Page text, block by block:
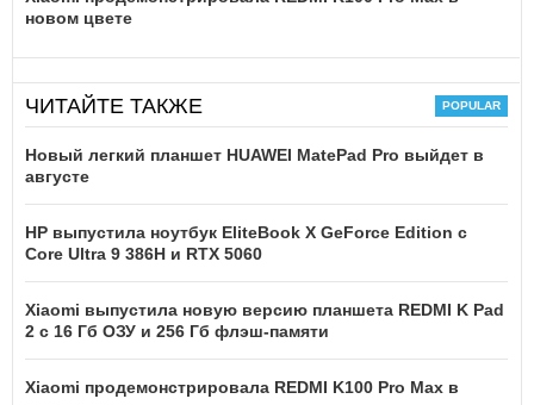
новом цвете
ЧИТАЙТЕ ТАКЖЕ
Новый легкий планшет HUAWEI MatePad Pro выйдет в
августе
HP выпустила ноутбук EliteBook X GeForce Edition с
Core Ultra 9 386H и RTX 5060
Xiaomi выпустила новую версию планшета REDMI K Pad
2 с 16 Гб ОЗУ и 256 Гб флэш-памяти
Xiaomi продемонстрировала REDMI K100 Pro Max в